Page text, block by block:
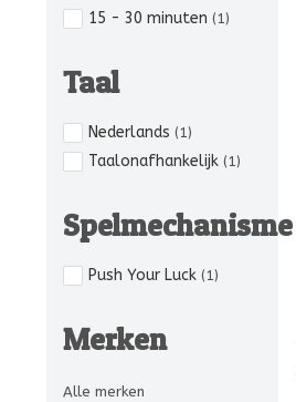
15 - 30 minuten (1)
Taal
Nederlands (1)
Taalonafhankelijk (1)
Spelmechanisme
Push Your Luck (1)
Merken
Alle merken